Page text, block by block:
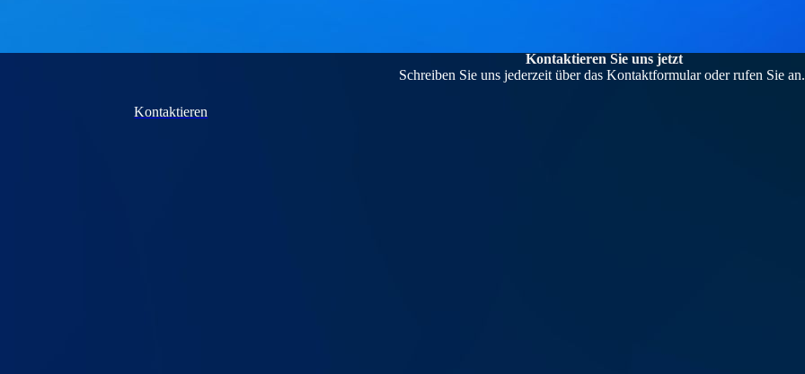
Kontaktieren Sie uns jetzt
Schreiben Sie uns jederzeit über das Kontaktformular oder rufen Sie
Kontaktieren